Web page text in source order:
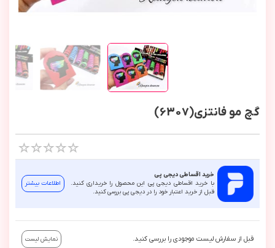
گچ مو فانتزی(6307)
خرید اقساطی دیجی پی
با خرید اقساطی دیجی پی این محصول را خریداری کنید.
قبل از خرید اعتبار خود را در دیجی پی بررسی کنید.
اطلاعات بیشتر
قبل از سفارش لیست موجودی را بررسی کنید. نمایش لیست